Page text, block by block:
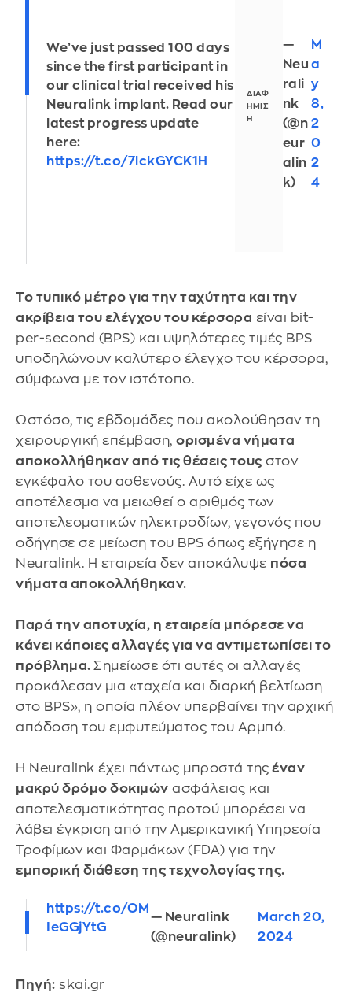
We’ve just passed 100 days
since the first participant in
our clinical trial received his
Neuralink implant. Read our
latest progress update
here:
https://t.co/7lckGYCK1H
—
Neu
rali
nk
(@n
eur
alin
k)
M
a
y
8,
2
0
2
4
Το τυπικό μέτρο για την ταχύτητα και την
ακρίβεια του ελέγχου του κέρσορα είναι bit-
per-second (BPS) και υψηλότερες τιμές BPS
υποδηλώνουν καλύτερο έλεγχο του κέρσορα,
σύμφωνα με τον ιστότοπο.
Ωστόσο, τις εβδομάδες που ακολούθησαν τη
χειρουργική επέμβαση, ορισμένα νήματα
αποκολλήθηκαν από τις θέσεις τους στον
εγκέφαλο του ασθενούς. Αυτό είχε ως
αποτέλεσμα να μειωθεί ο αριθμός των
αποτελεσματικών ηλεκτροδίων, γεγονός που
οδήγησε σε μείωση του BPS όπως εξήγησε η
Neuralink. Η εταιρεία δεν αποκάλυψε πόσα
νήματα αποκολλήθηκαν.
Παρά την αποτυχία, η εταιρεία μπόρεσε να
κάνει κάποιες αλλαγές για να αντιμετωπίσει το
πρόβλημα. Σημείωσε ότι αυτές οι αλλαγές
προκάλεσαν μια «ταχεία και διαρκή βελτίωση
στο BPS», η οποία πλέον υπερβαίνει την αρχική
απόδοση του εμφυτεύματος του Αρμπό.
Η Neuralink έχει πάντως μπροστά της έναν
μακρύ δρόμο δοκιμών ασφάλειας και
αποτελεσματικότητας προτού μπορέσει να
λάβει έγκριση από την Αμερικανική Υπηρεσία
Τροφίμων και Φαρμάκων (FDA) για την
εμπορική διάθεση της τεχνολογίας της.
https://t.co/OM
IeGGjYtG
— Neuralink
(@neuralink)
March 20,
2024
Πηγή: skai.gr